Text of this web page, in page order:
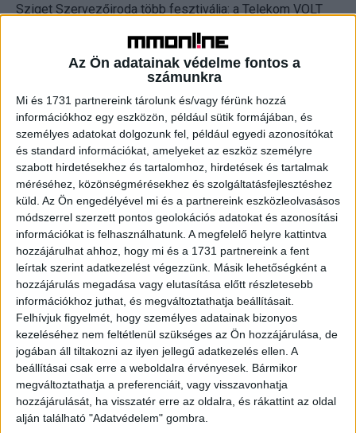
Az Ön adatainak védelme fontos a
számunkra
Mi és 1731 partnereink tárolunk és/vagy férünk hozzá
információkhoz egy eszközön, például sütik formájában, és
személyes adatokat dolgozunk fel, például egyedi azonosítókat
és standard információkat, amelyeket az eszköz személyre
szabott hirdetésekhez és tartalomhoz, hirdetések és tartalmak
méréséhez, közönségmérésekhez és szolgáltatásfejlesztéshez
küld. Az Ön engedélyével mi és a partnereink eszközleolvasásos
módszerrel szerzett pontos geolokációs adatokat és azonosítási
információkat is felhasználhatunk. A megfelelő helyre kattintva
hozzájárulhat ahhoz, hogy mi és a 1731 partnereink a fent
leírtak szerint adatkezelést végezzünk. Másik lehetőségként a
hozzájárulás megadása vagy elutasítása előtt részletesebb
információkhoz juthat, és megváltoztathatja beállításait.
Felhívjuk figyelmét, hogy személyes adatainak bizonyos
kezeléséhez nem feltétlenül szükséges az Ön hozzájárulása, de
jogában áll tiltakozni az ilyen jellegű adatkezelés ellen. A
beállításai csak erre a weboldalra érvényesek. Bármikor
megváltoztathatja a preferenciáit, vagy visszavonhatja
hozzájárulását, ha visszatér erre az oldalra, és rákattint az oldal
alján található "Adatvédelem" gombra.
Sziget Szervezőiroda több fesztiválja: a Telekom VOLT
évében elhozta a legjobb új fesztiválnak járó díjat.
Gerendai Károly, a Sziget főszervezője szerint az
elismerés egyúttal nagy felelősség, hiszen ezt a
teljeskörű bizalmat meg is kell tartani. „Szerencsére a
jelek azt mutatják, hogy a közönség bizalma töretlen, az
viszont nagyon fontos visszajelzés, hogy a nemzetközi
sztárok is szeretik a fesztiválunkat” – értékelte az
eredményt a főszervező a közlemény szerint.
Az European Festival Awards keretében adták át az idei
év életmű díját is, amit a Sziget idén nyáron tragikus
autóbalesetben elhunyt munkatársa, Dan Panaitescu
kapott. A díjat az elhunyt özvegye és Gerendai Károly
vette át.
CÍMKÉK European Festival Awards fellépők
Sziget fesztivál
Sziget Szervezőiroda